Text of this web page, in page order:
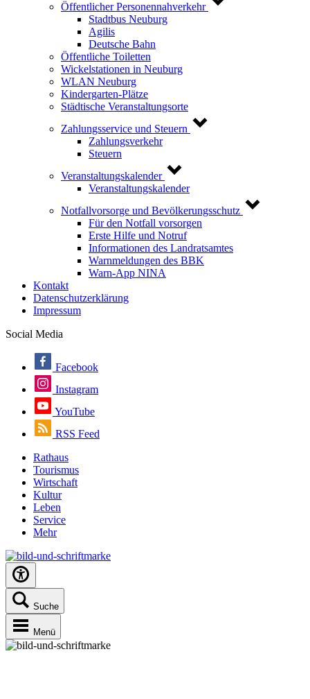
Öffentlicher Personennahverkehr
Stadtbus Neuburg
Agilis
Deutsche Bahn
Öffentliche Toiletten
Wickelstationen in Neuburg
WLAN Neuburg
Kindergarten-Plätze
Städtische Veranstaltungsorte
Zahlungsservice und Steuern
Zahlungsverkehr
Steuern
Veranstaltungskalender
Veranstaltungskalender
Notfallvorsorge und Bevölkerungsschutz
Für den Notfall vorsorgen
Erste Hilfe und Notruf
Informationen des Landratsamtes
Warnmeldungen des BBK
Warn-App NINA
Kontakt
Datenschutzerklärung
Impressum
Social Media
Facebook
Instagram
YouTube
RSS Feed
Rathaus
Tourismus
Wirtschaft
Kultur
Leben
Service
Mehr
Suche
Menü